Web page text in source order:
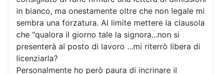
in bianco, ma onestamente oltre che non legale mi
sembra una forzatura. Al limite mettere la clausola
che "qualora il giorno tale la signora...non si
presenterà al posto di lavoro ...mi riterrò libera di
licenziarla?
Personalmente ho però paura di incrinare il